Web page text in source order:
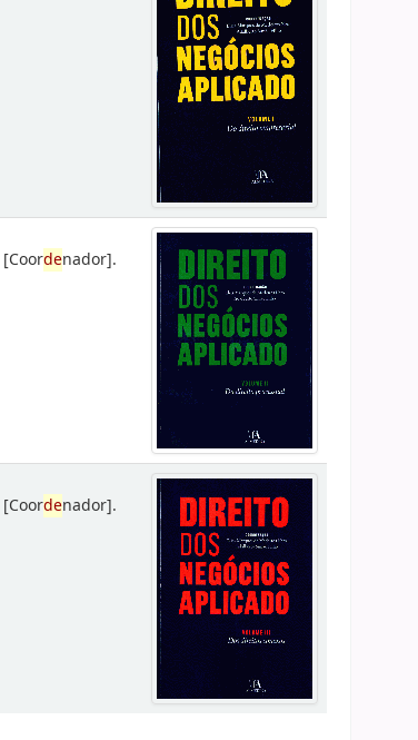
[Coordenador].
[Coordenador].